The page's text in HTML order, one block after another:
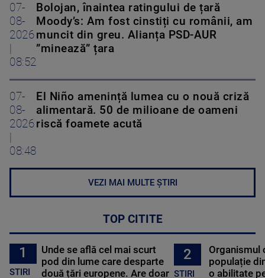
07-
08-
2026
|
08:52
Bolojan, înaintea ratingului de țară
Moody’s: Am fost cinstiți cu românii, am
muncit din greu. Alianța PSD-AUR
”minează” țara
07-
08-
2026
|
08:48
El Niño amenință lumea cu o nouă criză
alimentară. 50 de milioane de oameni
riscă foamete acută
VEZI MAI MULTE ȘTIRI
TOP CITITE
1
STIRI
Unde se află cel mai scurt
pod din lume care desparte
două țări europene. Are doar
2
STIRI
Organismul
populație
o abilitate